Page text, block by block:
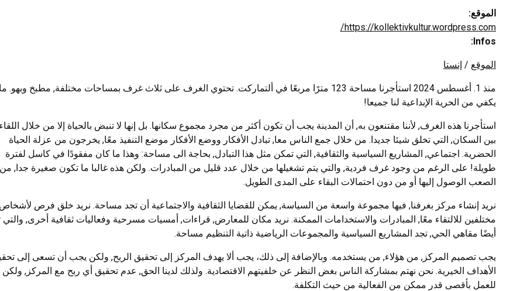
الموقع:
https://kollektivkultur.wordpress.com/
Infos:
الموقع / إنستا
منذ 1. أغسطس 2024 استأجرنا مساحة 123 مترًا مربعًا في ألتماركت. تحتوي الغرف على ثلاث غرف بمساحات مختلفة, مطبخ وبهو. ما
يكفي من الحرية الإبداعية لنا جميعا!
استأجرنا هذه الغرف, لأننا مقتنعون به, أن المدينة يجب أن تكون أكثر من مجرد مجموع سكانها. بل إنها لا تنبض بالحياة إلا من خلال
بين السكان, التي تخلق شيئا جديدا. من خلال جمع الناس معا, تبادل الأفكار ووضع الأفكار موضع التنفيذ معًا, يخرجون من عزلة الحياة
الحضرية. اجتماعي, المشاريع السياسية والثقافية, التي تمكن مثل هذا التبادل, بحاجة الى مساحة: وهذا ما كان مفقودًا في كاسل لفترة
طويلة! على الرغم من وجود غرف فردية, والتي يتم تشغيلها من خلال عدد قليل من المبادرات. ولكن هذه غالبا ما تكون صغيرة جدا, من
الصعب الوصول إليها أو من دون احتمالات البقاء على المدى الطويل.
نريد إنشاء مركز بغرفنا, فيها مجموعة واسعة من السياسة, يمكن للقضايا الثقافية والاجتماعية أن تجد مساحة. نريد خلق فرص لأشخاص
مختلفين للالتقاء معًا, المبادرات والاستخدامات الممكنة. نريد مكان للمعارض, قراءات, أمسيات مسرحية وفعاليات ثقافية أخرى,
أيضًا مقاهي الحي, تجد المشاريع السياسية والمجموعات الرياضية ذاتية التنظيم مساحة.
يجب تصميم المركز, من هؤلاء, من يستخدمه. وبالإضافة إلى ذلك، يجب ألا يهدف المركز إلى تحقيق الربح, ولكن يجب أن تسعى إلى
الأهداف الخيرية. نحن نهتم بمشاركة الناس بغض النظر عن خلفيتهم الاقتصادية. ولذلك لدينا الحق, عدم تحقيق أي ربح مع المركز, ولكن
للعمل بأقصى قدر ممكن من الفعالية من حيث التكلفة.